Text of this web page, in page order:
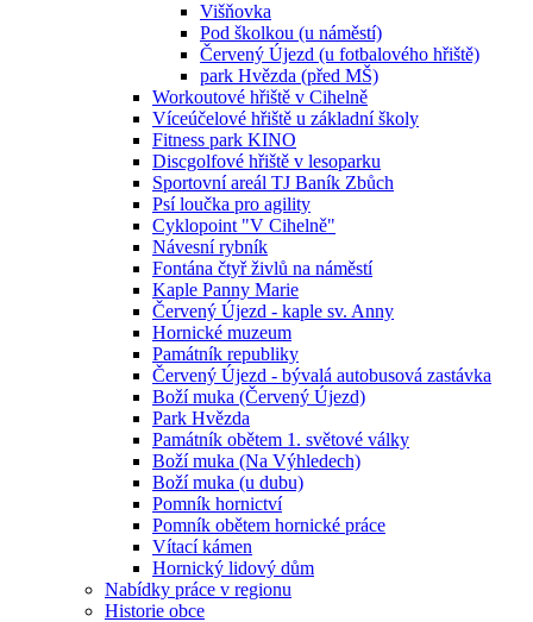
Višňovka
Pod školkou (u náměstí)
Červený Újezd (u fotbalového hřiště)
park Hvězda (před MŠ)
Workoutové hřiště v Cihelně
Víceúčelové hřiště u základní školy
Fitness park KINO
Discgolfové hřiště v lesoparku
Sportovní areál TJ Baník Zbůch
Psí loučka pro agility
Cyklopoint "V Cihelně"
Návesní rybník
Fontána čtyř živlů na náměstí
Kaple Panny Marie
Červený Újezd - kaple sv. Anny
Hornické muzeum
Památník republiky
Červený Újezd - bývalá autobusová zastávka
Boží muka (Červený Újezd)
Park Hvězda
Památník obětem 1. světové války
Boží muka (Na Výhledech)
Boží muka (u dubu)
Pomník hornictví
Pomník obětem hornické práce
Vítací kámen
Hornický lidový dům
Nabídky práce v regionu
Historie obce